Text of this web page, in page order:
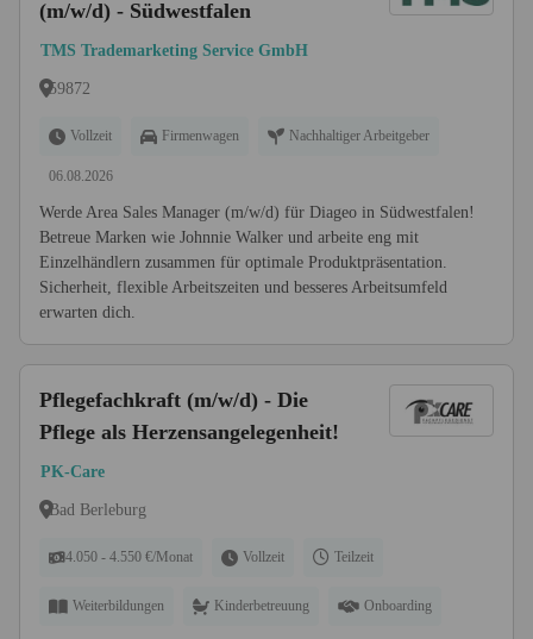
(m/w/d) - Südwestfalen
TMS Trademarketing Service GmbH
59872
Vollzeit Firmenwagen Nachhaltiger Arbeitgeber
06.08.2026
Werde Area Sales Manager (m/w/d) für Diageo in Südwestfalen!
Betreue Marken wie Johnnie Walker und arbeite eng mit
Einzelhändlern zusammen für optimale Produktpräsentation.
Sicherheit, flexible Arbeitszeiten und besseres Arbeitsumfeld
erwarten dich.
Pflegefachkraft (m/w/d) - Die
Pflege als Herzensangelegenheit!
PK-Care
Bad Berleburg
4.050 - 4.550 €/Monat Vollzeit Teilzeit
Weiterbildungen Kinderbetreuung Onboarding